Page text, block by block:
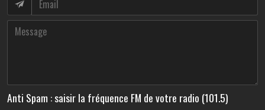
Anti Spam : saisir la fréquence FM de votre radio (101.5)